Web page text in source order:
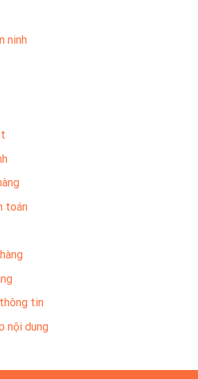
ninh
toán
tin
nội dung